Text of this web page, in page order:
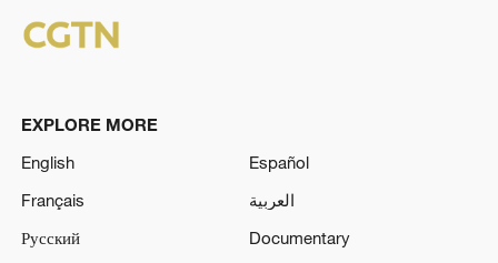
EXPLORE MORE
English
Español
Français
العربية
Русский
Documentary